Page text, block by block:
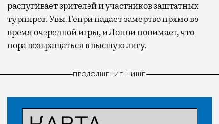
распугивает зрителей и участников заштатных
турниров. Увы, Генри падает замертво прямо во
время очередной игры, и Лонни понимает, что
пора возвращаться в высшую лигу.
ПРОДОЛЖЕНИЕ НИЖЕ